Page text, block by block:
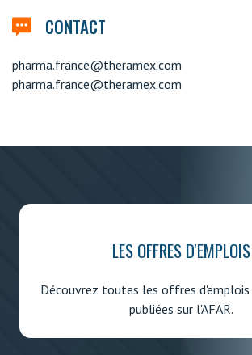
CONTACT
pharma.france@theramex.com
pharma.france@theramex.com
LES OFFRES D'EMPLOIS
Découvrez toutes les offres d'emplois
publiées sur l'AFAR.